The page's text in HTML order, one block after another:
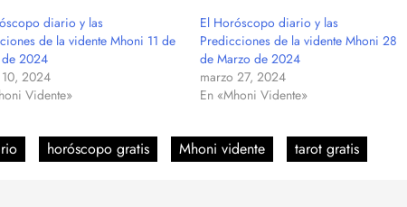
diario y las
de la vidente Mhoni 11 de
2024
2024
Vidente»
El Horóscopo diario y las
Predicciones de la vidente Mhoni 28
de Marzo de 2024
marzo 27, 2024
En «Mhoni Vidente»
horóscopo gratis Mhoni vidente tarot gratis